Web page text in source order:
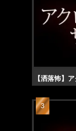
【洒落怖】